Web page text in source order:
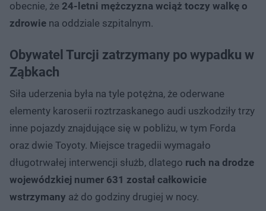
obecnie, że 24-letni mężczyzna wciąż toczy walkę o
zdrowie na oddziale szpitalnym.
Obywatel Turcji zatrzymany po wypadku w
Ząbkach
Siła uderzenia była na tyle potężna, że oderwane
elementy karoserii roztrzaskanego audi uszkodziły trzy
inne pojazdy znajdujące się w pobliżu, w tym Forda
oraz dwie Toyoty. Miejsce tragedii wymagało
długotrwałej interwencji służb, dlatego ruch na drodze
wojewódzkiej numer 631 został całkowicie
wstrzymany aż do godziny drugiej w nocy.